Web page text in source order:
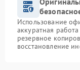
Использование
аккуратная
резервное
восстановление